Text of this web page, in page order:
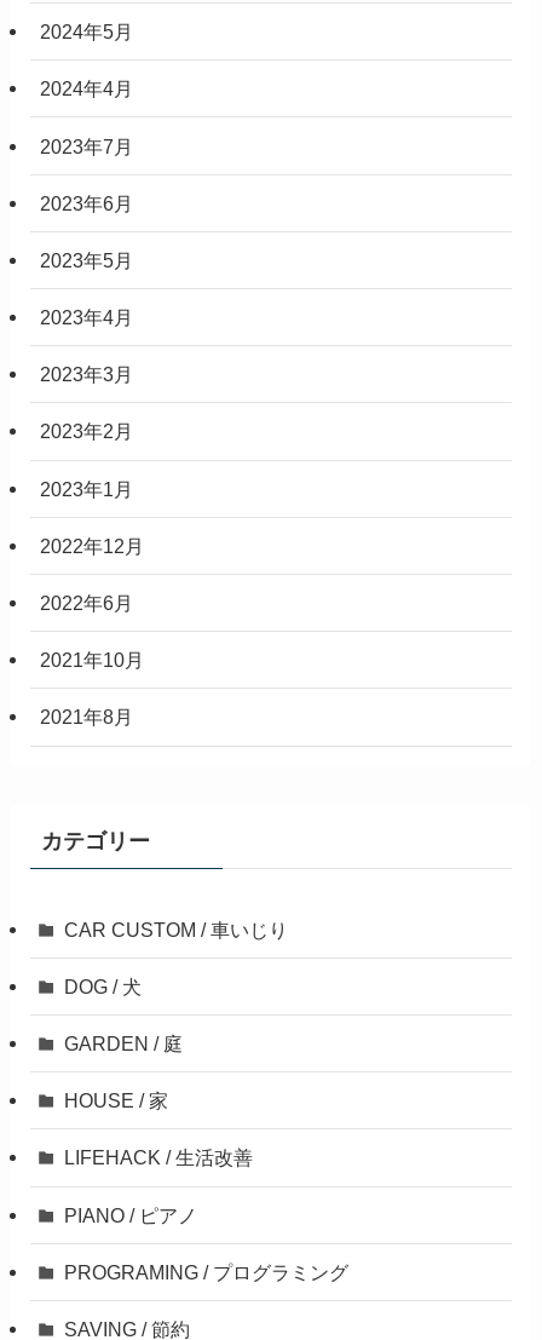
2024年5月
2024年4月
2023年7月
2023年6月
2023年5月
2023年4月
2023年3月
2023年2月
2023年1月
2022年12月
2022年6月
2021年10月
2021年8月
カテゴリー
CAR CUSTOM / 車いじり
DOG / 犬
GARDEN / 庭
HOUSE / 家
LIFEHACK / 生活改善
PIANO / ピアノ
PROGRAMING / プログラミング
SAVING / 節約